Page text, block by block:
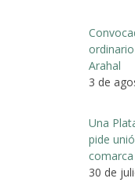
Arahal
3 de
Una
pide
30 de